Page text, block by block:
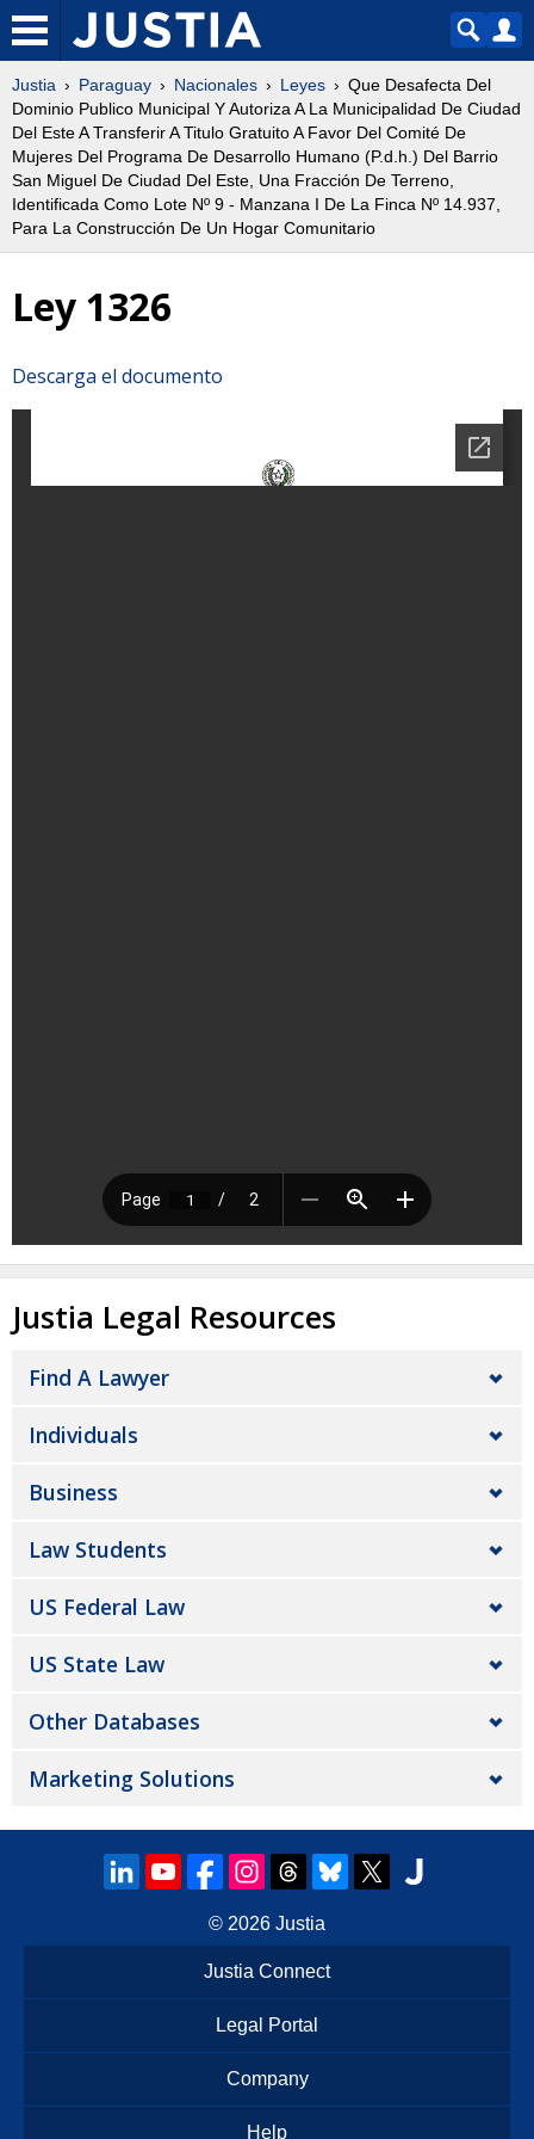
Justia Paraguay Nacionales Leyes
Que Desafecta Del
Dominio Publico Municipal Y Autoriza A La Municipalidad De Ciudad
Del Este A Transferir A Titulo Gratuito A Favor Del Comité De
Mujeres Del Programa De Desarrollo Humano (P.d.h.) Del Barrio
San Miguel De Ciudad Del Este, Una Fracción De Terreno,
Identificada Como Lote Nº 9 - Manzana I De La Finca Nº 14.937,
Para La Construcción De Un Hogar Comunitario
Ley 1326
Descarga el documento
Justia Legal Resources
Find A Lawyer
Individuals
Business
Law Students
US Federal Law
US State Law
Other Databases
Marketing Solutions
© 2026 Justia
Justia Connect
Legal Portal
Company
Help